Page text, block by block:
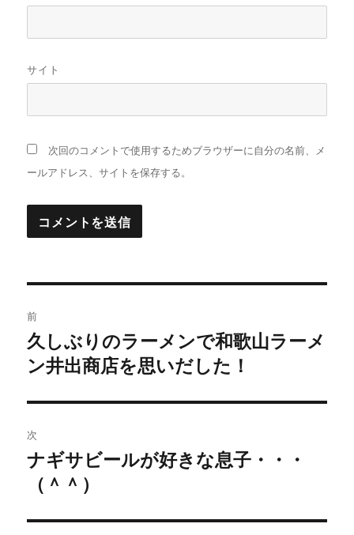
サイト
次回のコメントで使用するためブラウザーに自分の名前、メ
ールアドレス、サイトを保存する。
稿
ナ
ビ
ゲ
ー
シ
前
過
去
投
稿:
久しぶりのラーメンで和歌山ラーメ
ン井出商店を思いだした！
次
次
の
稿:
ナギサビールが好きな息子・・・
（＾＾）